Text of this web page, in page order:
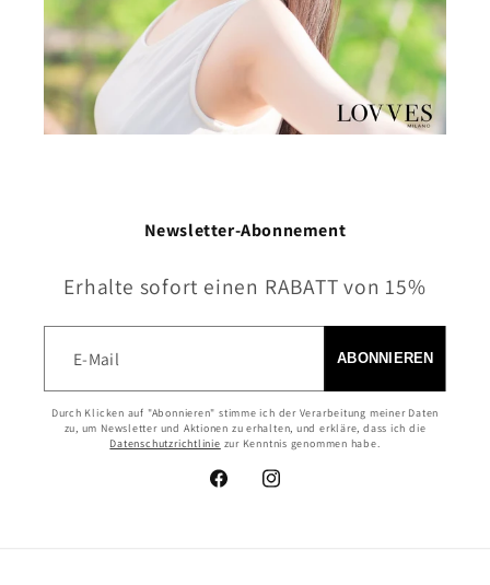
Newsletter-Abonnement
Erhalte sofort einen RABATT von 15%
E-Mail ABONNIEREN
Durch Klicken auf "Abonnieren" stimme ich der Verarbeitung meiner Daten
zu, um Newsletter und Aktionen zu erhalten, und erkläre, dass ich die
Datenschutzrichtlinie zur Kenntnis genommen habe.
FacebookInstagram